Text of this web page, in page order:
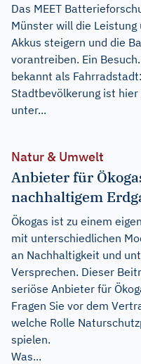
Das MEET
Münster will die
Akkus steigern und die
vorantreiben. Ein
bekannt als
Stadtbevölkerung ist
unter...
Natur & Umwelt
Anbieter für
nachhaltigem
Ökogas ist zu einem
mit unterschiedlichen
an Nachhaltigkeit und
Versprechen. Dieser
seriöse Anbieter für
Fragen Sie vor dem
welche Rolle
spielen.
Was...